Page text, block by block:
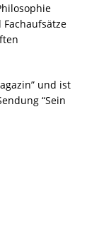
Fachaufsätze
und ist
“Sein